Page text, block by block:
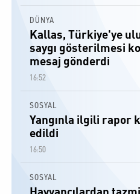
DÜNYA
Kallas, Türkiye'ye
saygı gösterilmesi
mesaj gönderdi
16:52
SOSYAL
Yangınla ilgili rapor
edildi
16:50
SOSYAL